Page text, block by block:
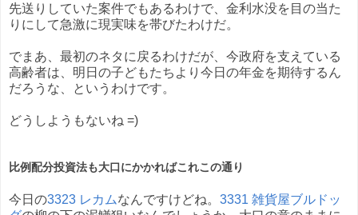
先送りしていた案件でもあるわけで、金利水没を目の当た
りにして急激に現実味を帯びたわけだ。
でまあ、最初のネタに戻るわけだが、今政府を支えている
高齢者は、明日の子どもたちより今日の年金を期待するん
だろうな、というわけです。
どうしようもないね =)
比例配分投資法も大口にかかればこれこの通り
今日の3323 レカムなんですけどね。 3331 雑貨屋ブルドッ